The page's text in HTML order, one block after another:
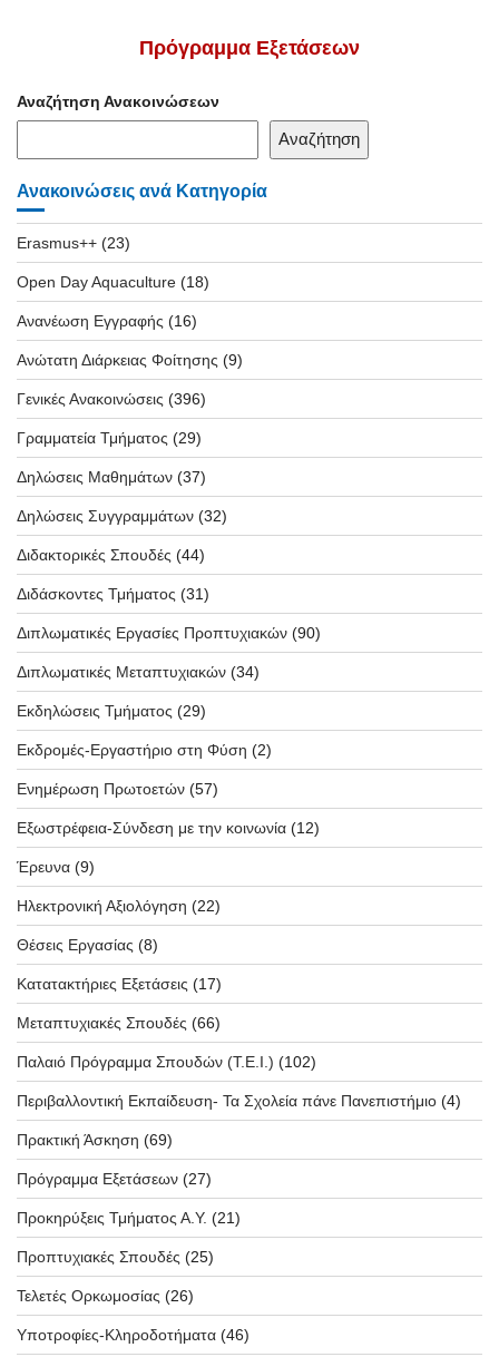
Πρόγραμμα Εξετάσεων
Αναζήτηση Ανακοινώσεων
Αναζήτηση
Ανακοινώσεις ανά Κατηγορία
Erasmus++ (23)
Open Day Aquaculture (18)
Ανανέωση Εγγραφής (16)
Ανώτατη Διάρκειας Φοίτησης (9)
Γενικές Ανακοινώσεις (396)
Γραμματεία Τμήματος (29)
Δηλώσεις Μαθημάτων (37)
Δηλώσεις Συγγραμμάτων (32)
Διδακτορικές Σπουδές (44)
Διδάσκοντες Τμήματος (31)
Διπλωματικές Εργασίες Προπτυχιακών (90)
Διπλωματικές Μεταπτυχιακών (34)
Εκδηλώσεις Τμήματος (29)
Εκδρομές-Εργαστήριο στη Φύση (2)
Ενημέρωση Πρωτοετών (57)
Εξωστρέφεια-Σύνδεση με την κοινωνία (12)
Έρευνα (9)
Ηλεκτρονική Αξιολόγηση (22)
Θέσεις Εργασίας (8)
Κατατακτήριες Εξετάσεις (17)
Μεταπτυχιακές Σπουδές (66)
Παλαιό Πρόγραμμα Σπουδών (T.E.I.) (102)
Περιβαλλοντική Εκπαίδευση- Τα Σχολεία πάνε Πανεπιστήμιο (4)
Πρακτική Άσκηση (69)
Πρόγραμμα Εξετάσεων (27)
Προκηρύξεις Τμήματος Α.Υ. (21)
Προπτυχιακές Σπουδές (25)
Τελετές Ορκωμοσίας (26)
Υποτροφίες-Κληροδοτήματα (46)